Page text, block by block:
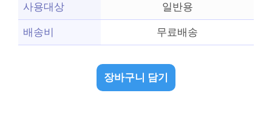
사용대상 일반용
배송비 무료배송
장바구니 담기